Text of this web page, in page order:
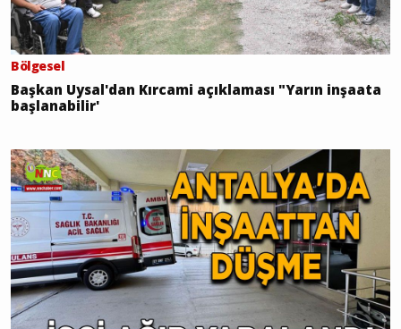
Bölgesel
Başkan Uysal'dan Kırcami açıklaması "Yarın inşaata
başlanabilir'